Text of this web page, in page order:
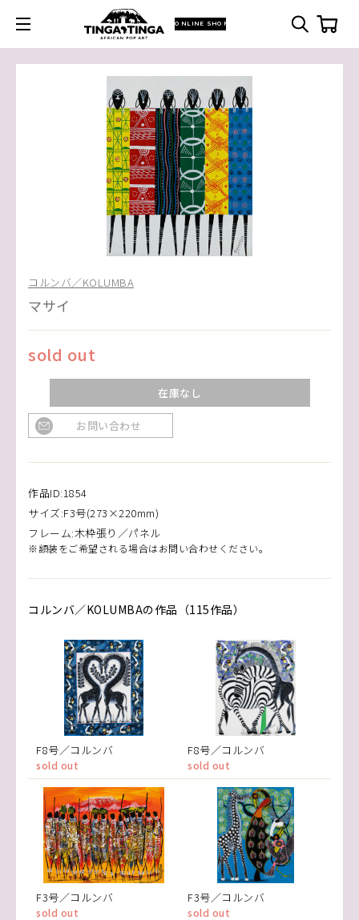
ONLINE SHOP
コルンバ／KOLUMBA
マサイ
sold out
在庫なし
お問い合わせ
作品ID:1854
サイズ:F3号(273×220mm)
フレーム:木枠張り／パネル
※額装をご希望される場合はお問い合わせください。
コルンバ／KOLUMBAの作品（115作品）
F8号／コルンバ
sold out
F8号／コルンバ
sold out
F3号／コルンバ
sold out
F3号／コルンバ
sold out